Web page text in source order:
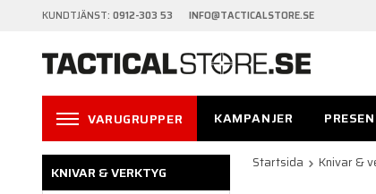
KUNDTJÄNST: 0912-303 53 INFO@TACTICALSTORE.SE
VARUGRUPPER KAMPANJER
KNIVAR & VERKTYG
Startsida Knivar &